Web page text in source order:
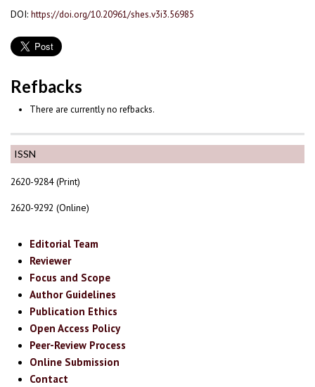
ISSN
2620-9284 (Print)
2620-9292 (Online)
Editorial Team
Reviewer
Focus and Scope
Author Guidelines
Publication Ethics
Open Access Policy
Peer-Review Process
Online Submission
Contact
DOI: https://doi.org/10.20961/shes.v3i3.56985
Refbacks
There are currently no refbacks.